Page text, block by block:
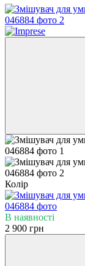
Колір
В наявності
2 900 грн